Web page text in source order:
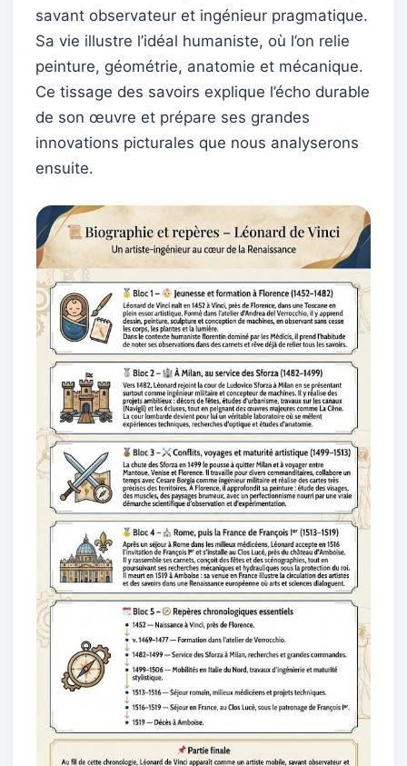
savant observateur et ingénieur pragmatique.
Sa vie illustre l’idéal humaniste, où l’on relie
peinture, géométrie, anatomie et mécanique.
Ce tissage des savoirs explique l’écho durable
de son œuvre et prépare ses grandes
innovations picturales que nous analyserons
ensuite.